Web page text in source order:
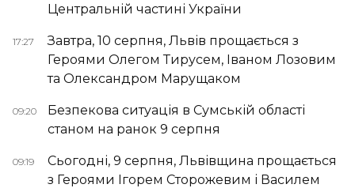
Центральній частині України
17:27
Завтра, 10 серпня, Львів прощається з
Героями Олегом Тирусем, Іваном Лозовим
та Олександром Марущаком
09:20
Безпекова ситуація в Сумській області
станом на ранок 9 серпня
09:19
Сьогодні, 9 серпня, Львівщина прощається
з Героями Ігорем Сторожевим і Василем